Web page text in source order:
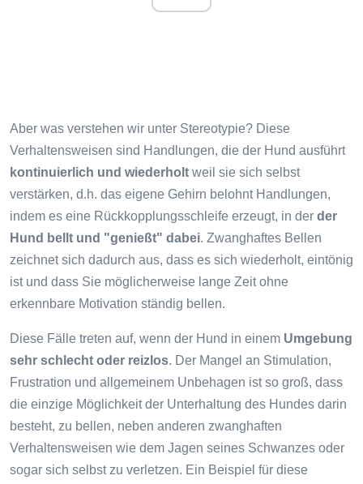
Aber was verstehen wir unter Stereotypie? Diese
Verhaltensweisen sind Handlungen, die der Hund ausführt
kontinuierlich und wiederholt weil sie sich selbst
verstärken, d.h. das eigene Gehirn belohnt Handlungen,
indem es eine Rückkopplungsschleife erzeugt, in der der
Hund bellt und "genießt" dabei. Zwanghaftes Bellen
zeichnet sich dadurch aus, dass es sich wiederholt, eintönig
ist und dass Sie möglicherweise lange Zeit ohne
erkennbare Motivation ständig bellen.
Diese Fälle treten auf, wenn der Hund in einem Umgebung
sehr schlecht oder reizlos. Der Mangel an Stimulation,
Frustration und allgemeinem Unbehagen ist so groß, dass
die einzige Möglichkeit der Unterhaltung des Hundes darin
besteht, zu bellen, neben anderen zwanghaften
Verhaltensweisen wie dem Jagen seines Schwanzes oder
sogar sich selbst zu verletzen. Ein Beispiel für diese